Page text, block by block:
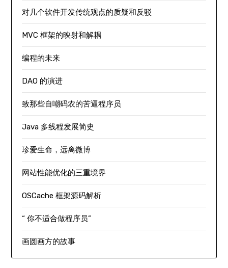
对几个软件开发传统观点的质疑和反驳
MVC 框架的映射和解耦
编程的未来
DAO 的演进
致那些自嘲码农的苦逼程序员
Java 多线程发展简史
珍爱生命，远离微博
网站性能优化的三重境界
OSCache 框架源码解析
“ 你不适合做程序员”
画圆画方的故事